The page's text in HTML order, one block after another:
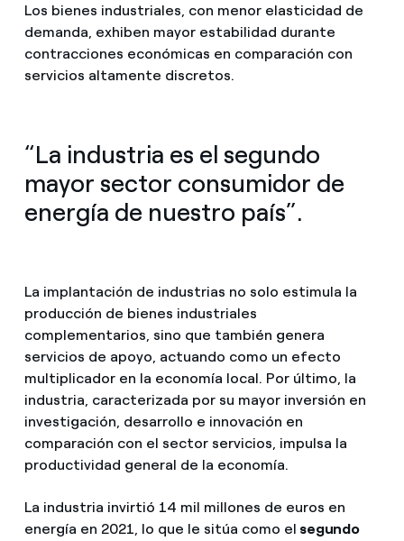
Los bienes industriales, con menor elasticidad de
demanda, exhiben mayor estabilidad durante
contracciones económicas en comparación con
servicios altamente discretos.
“La industria es el segundo
mayor sector consumidor de
energía de nuestro país”.
La implantación de industrias no solo estimula la
producción de bienes industriales
complementarios, sino que también genera
servicios de apoyo, actuando como un efecto
multiplicador en la economía local. Por último, la
industria, caracterizada por su mayor inversión en
investigación, desarrollo e innovación en
comparación con el sector servicios, impulsa la
productividad general de la economía.
La industria invirtió 14 mil millones de euros en
energía en 2021, lo que le sitúa como el segundo